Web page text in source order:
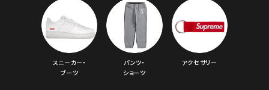
スニーカー・
ブーツ
パンツ・
ショーツ
アクセサリー